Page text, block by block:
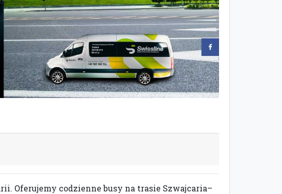
Oferujemy codzienne busy na trasie Szwajcaria–